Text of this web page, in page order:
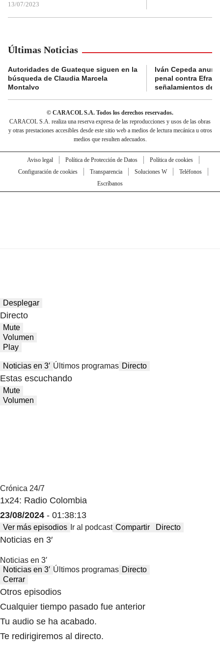
13/07/2023
Últimas Noticias
Autoridades de Guateque siguen en la
búsqueda de Claudia Marcela
Montalvo
Iván Cepeda
penal contra
señalamientos de
© CARACOL S.A. Todos los derechos reservados.
CARACOL S.A. realiza una reserva expresa de las reproducciones y usos de las obras
y otras prestaciones accesibles desde este sitio web a medios de lectura mecánica u otros
medios que resulten adecuados.
Aviso legal Política de Protección de Datos
Política de cookies
Configuración de cookies
Transparencia Soluciones W
Teléfonos
Escríbanos
Desplegar
Directo
Mute
Volumen
Play
Noticias en 3′ Últimos programas Directo
Estas escuchando
Mute
Volumen
Crónica 24/7
1x24: Radio Colombia
23/08/2024 - 01:38:13
Ver más episodios Ir al podcast Compartir Directo
Noticias en 3′
Noticias en 3′
Noticias en 3′ Últimos programas Directo
Cerrar
Otros episodios
Cualquier tiempo pasado fue anterior
Tu audio se ha acabado.
Te redirigiremos al directo.